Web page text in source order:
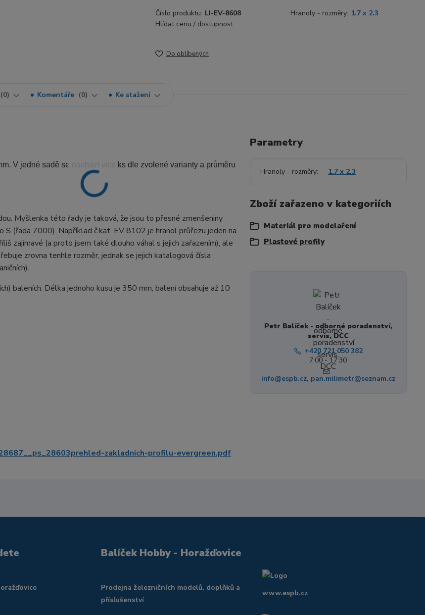
Číslo produktu: LI-EV-8608 Hranoly - rozměry: 1.7 x 2.3
Hlídat cenu / dostupnost
Do oblíbených
0 Komentáře 0 Ke stažení
V jedné sadě se nachází více ks dle zvolené varianty a průměru
Myšlenka této řady je taková, že jsou to přesné zmenšeniny
(řada 7000). Například č.kat. EV 8102 je hranol průřezu jeden na
zajímavé (a proto jsem také dlouho váhal s jejich zařazením), ale
zrovna tenhle rozměr, jednak se jejich katalogová čísla
baleních. Délka jednoho kusu je 350 mm, balení obsahuje až 10
Parametry
Hranoly - rozměry 1.7 x 2.3
Zboží zařazeno v kategoriích
Materiál pro modelaření
Plastové profily
Petr Balíček - odborné poradenství,
servis, DCC
+420 721 050 382
7:00 - 17:30
info@espb.cz, pan.milimetr@seznam.cz
zakladnich-profilu-evergreen.pdf
Balíček Hobby - Horažďovice
Prodejna železničních modelů, doplňků a
příslušenství
www.espb.cz